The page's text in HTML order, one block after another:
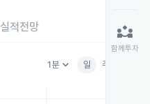
실적전망
1분keyboard_arrow_down 일 주
partner_exchange
함께투자